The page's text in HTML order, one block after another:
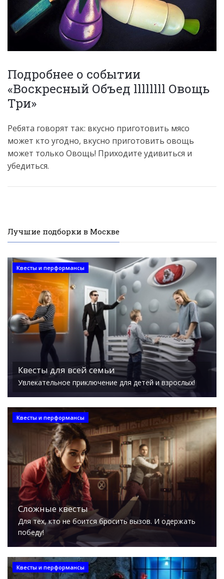
Подробнее о событии
«Воскресный Объед llllllll Овощь
Три»
Ребята говорят так: вкусно приготовить мясо
может кто угодно, вкусно приготовить овощь
может только Овощь! Приходите удивиться и
убедиться.
Лучшие подборки в Москве
Квесты и перформансы
Квесты для всей семьи
Увлекательное приключение для детей и взрослых!
Квесты и перформансы
Сложные квесты
Для тех, кто не боится бросить вызов. И одержать
победу!
Квесты и перформансы